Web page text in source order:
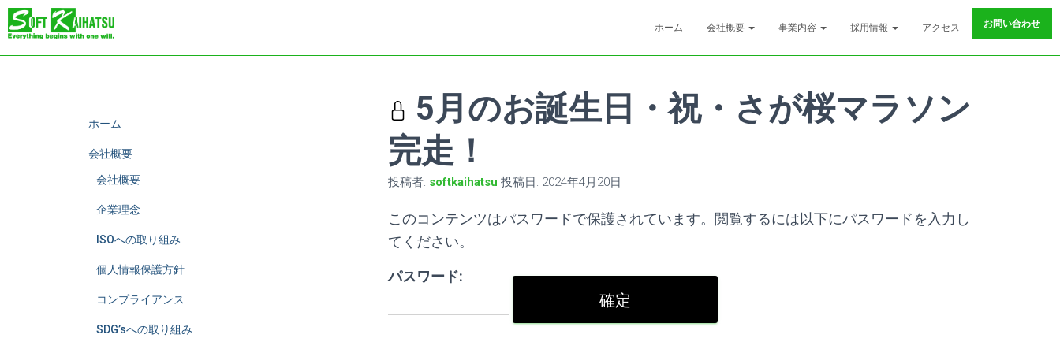
ホーム 会社概要 事業内容 採用情報 アクセス お問い合わせ
ホーム
会社概要
会社概要
企業理念
ISOへの取り組み
個人情報保護方針
コンプライアンス
SDG’sへの取り組み
5月のお誕生日・祝・さが桜マラソン
完走！
投稿者: softkaihatsu 投稿日: 2024年4月20日
このコンテンツはパスワードで保護されています。閲覧するには以下にパスワードを入力し
てください。
パスワード: